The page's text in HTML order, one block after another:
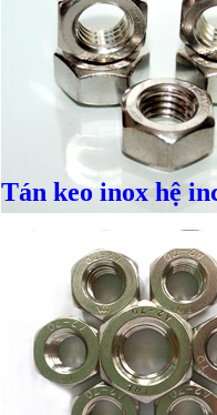
VND
Tán keo inox hệ